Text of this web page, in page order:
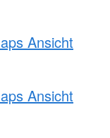
Ansicht
Ansicht